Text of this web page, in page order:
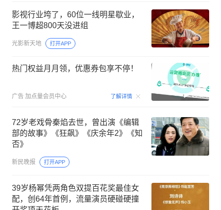
影视行业垮了，60位一线明星歇业，
王一博超800天没进组
光影新天地 打开APP
热门权益月月领，优惠券包享不停！
广告 加点量会员中心 了解详情 00:15
72岁老戏骨秦焰去世，曾出演《编辑
部的故事》《狂飙》《庆余年2》《知
否》
新民晚报 打开APP
39岁杨幂凭两角色双提百花奖最佳女
配，创64年首例，流量演员硬碰硬撞